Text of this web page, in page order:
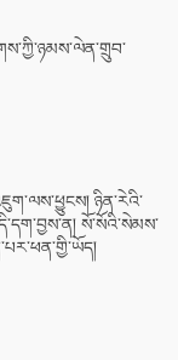
ཉིན་རེའི་
སོ་སོའི་སེམས་